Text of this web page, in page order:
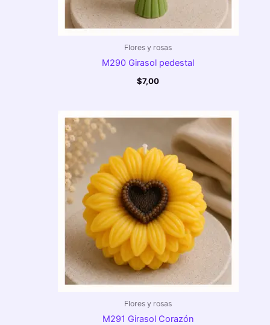
Flores y rosas
M290 Girasol pedestal
$7,00
Flores y rosas
M291 Girasol Corazón